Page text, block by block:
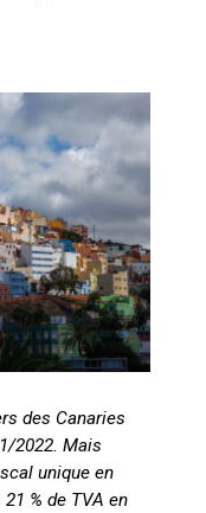
des Canaries
2022. Mais
unique en
21 % de TVA en